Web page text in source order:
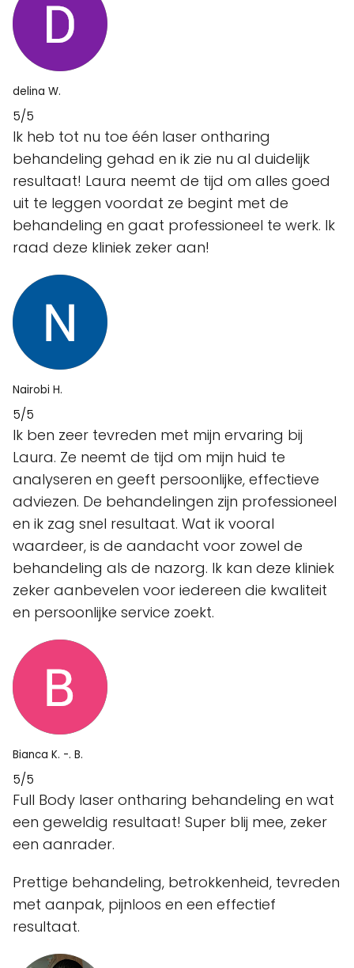
delina W.
5/5
Ik heb tot nu toe één laser ontharing
behandeling gehad en ik zie nu al duidelijk
resultaat! Laura neemt de tijd om alles goed
uit te leggen voordat ze begint met de
behandeling en gaat professioneel te werk. Ik
raad deze kliniek zeker aan!
Nairobi H.
5/5
Ik ben zeer tevreden met mijn ervaring bij
Laura. Ze neemt de tijd om mijn huid te
analyseren en geeft persoonlijke, effectieve
adviezen. De behandelingen zijn professioneel
en ik zag snel resultaat. Wat ik vooral
waardeer, is de aandacht voor zowel de
behandeling als de nazorg. Ik kan deze kliniek
zeker aanbevelen voor iedereen die kwaliteit
en persoonlijke service zoekt.
Bianca K. -. B.
5/5
Full Body laser ontharing behandeling en wat
een geweldig resultaat! Super blij mee, zeker
een aanrader.
Prettige behandeling, betrokkenheid, tevreden
met aanpak, pijnloos en een effectief
resultaat.